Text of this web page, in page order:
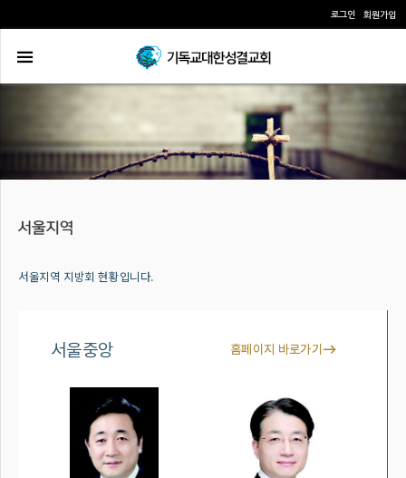
로그인 회원가입
서울지역 지방회 현황입니다.
서울중앙 홈페이지 바로가기